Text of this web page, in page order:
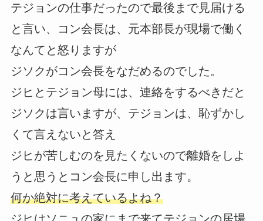
テジョンの仕事だったので最後まで見届ける
と言い、コン会長は、元本部長が現場で働く
なんてと怒りますが
ジソクがコン会長をなだめるのでした。
ジヒとテジョン母には、連絡をするべきだと
ジソクは言いますが、テジョンは、恥ずかし
くて言えないと答え
ジヒが苦しむのを見たくないので離婚をしよ
うと思うとコン会長に申し出ます。
何か絶対に考えているよね？
ジヒはソニュの家にまで来てテジョンの居場